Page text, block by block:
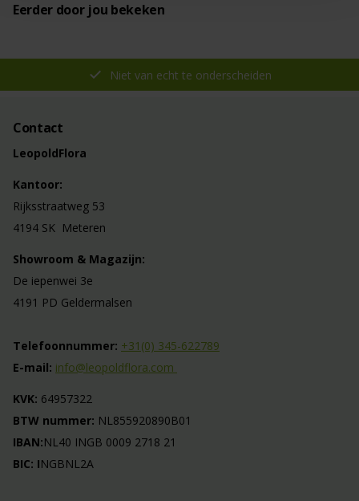
Eerder door jou bekeken
Niet van echt te onderscheiden
Contact
LeopoldFlora
Kantoor:
Rijksstraatweg 53
4194 SK Meteren
Showroom & Magazijn:
De iepenwei 3e
4191 PD Geldermalsen
Telefoonnummer: +31(0) 345-622789
E-mail: info@leopoldflora.com
KVK: 64957322
BTW nummer: NL855920890B01
IBAN:NL40 INGB 0009 2718 21
BIC: INGBNL2A